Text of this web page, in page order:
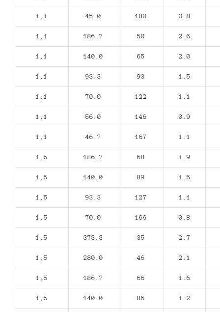
1,1 45.0 180 0.8
1,1 186.7 50 2.6
1,1 140.0 65 2.0
1,1 93.3 93 1.5
1,1 70.0 122 1.1
1,1 56.0 146 0.9
1,1 46.7 167 1.1
1,5 186.7 68 1.9
1,5 140.0 89 1.5
1,5 93.3 127 1.1
1,5 70.0 166 0.8
1,5 373.3 35 2.7
1,5 280.0 46 2.1
1,5 186.7 66 1.6
1,5 140.0 86 1.2